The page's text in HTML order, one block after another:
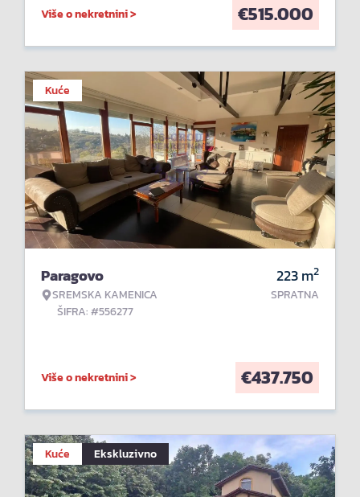
Više o nekretnini > €515.000
Kuće
Paragovo
SREMSKA KAMENICA
ŠIFRA: #556277
223m2
SPRATNA
Više o nekretnini > €437.750
Kuće Ekskluzivno